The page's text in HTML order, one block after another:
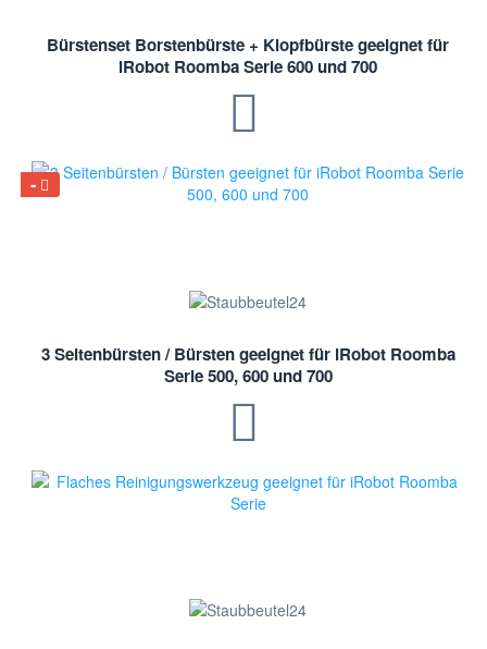
Bürstenset Borstenbürste + Klopfbürste geeignet für
iRobot Roomba Serie 600 und 700
3 Seitenbürsten / Bürsten geeignet für iRobot Roomba
Serie 500, 600 und 700